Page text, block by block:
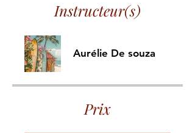
Instructeur(s)
Aurélie De souza
Prix